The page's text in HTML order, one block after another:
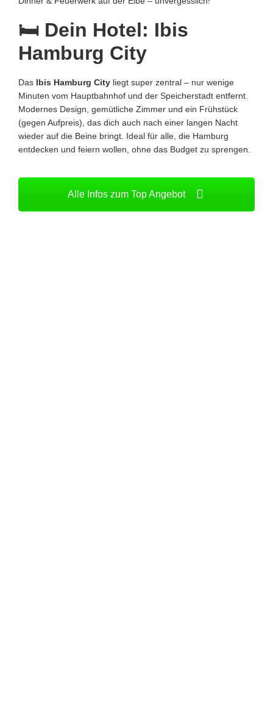
🛏️ Dein Hotel: Ibis
Hamburg City
Das Ibis Hamburg City liegt super zentral – nur wenige
Minuten vom Hauptbahnhof und der Speicherstadt entfernt.
Modernes Design, gemütliche Zimmer und ein Frühstück
(gegen Aufpreis), das dich auch nach einer langen Nacht
wieder auf die Beine bringt. Ideal für alle, die Hamburg
entdecken und feiern wollen, ohne das Budget zu sprengen.
Alle Infos zum Top Angebot